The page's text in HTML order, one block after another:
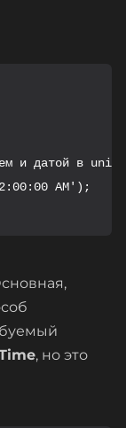
и датой в unix
AM');
, но это